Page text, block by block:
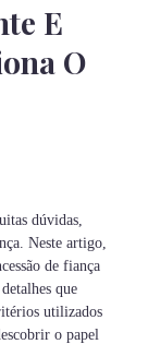
E
O
dúvidas,
Neste artigo,
de fiança
que
utilizados
o papel